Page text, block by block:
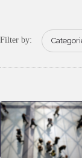
Filter by: